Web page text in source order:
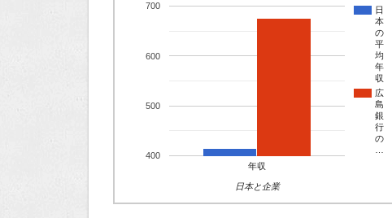
日
本
の
平
均
年
収
広
島
銀
行
の
年収
400
500
600
700
日本と企業